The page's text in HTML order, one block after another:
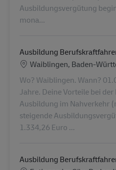
Ausbildungsvergütung
mona...
Ausbildung
Ubicación
Waiblingen, Baden-
Wo? Waiblingen. Wann?
Jahre. Deine Vorteile bei
Ausbildung im Nahverkehr
steigende
1.334,26 Euro ...
Ausbildung